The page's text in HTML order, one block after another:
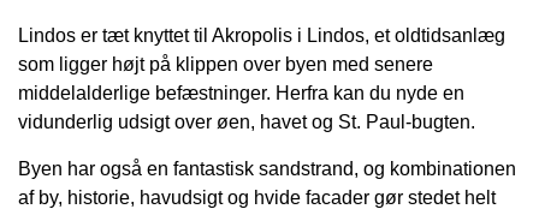
Lindos er tæt knyttet til Akropolis i Lindos, et oldtidsanlæg
som ligger højt på klippen over byen med senere
middelalderlige befæstninger. Herfra kan du nyde en
vidunderlig udsigt over øen, havet og St. Paul-bugten.
Byen har også en fantastisk sandstrand, og kombinationen
af by, historie, havudsigt og hvide facader gør stedet helt